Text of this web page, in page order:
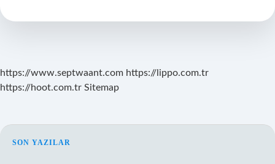
https://www.septwaant.com https://lippo.com.tr
https://hoot.com.tr Sitemap
SIDEBAR
SON YAZILAR